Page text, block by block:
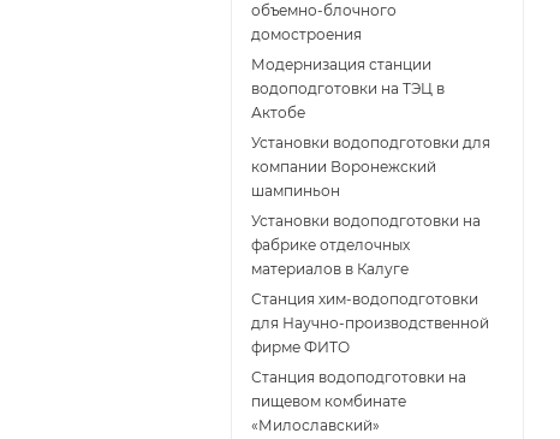
объемно-блочного
домостроения
Модернизация станции
водоподготовки на ТЭЦ в
Актобе
Установки водоподготовки для
компании Воронежский
шампиньон
Установки водоподготовки на
фабрике отделочных
материалов в Калуге
Станция хим-водоподготовки
для Научно-производственной
фирме ФИТО
Станция водоподготовки на
пищевом комбинате
«Милославский»